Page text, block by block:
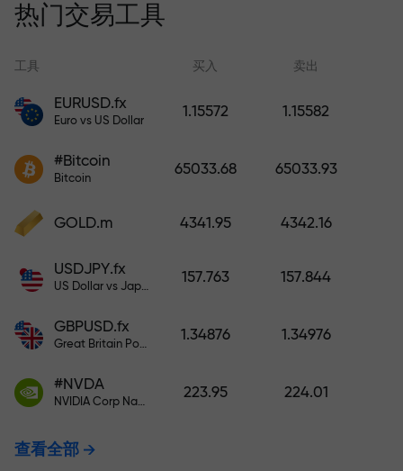
证6个月内利润增长3倍。放心交易—
您的资金受到保护！
奖金。X1000不是印刷错误。存款
热门交易工具
工具 买入 卖出
EURUSD.fx
Euro vs US Dollar
1.15572 1.15582
#Bitcoin
Bitcoin
65033.68 65033.93
GOLD.m 4341.95 4342.16
USDJPY.fx
US Dollar vs Japanese Yen
157.763 157.844
GBPUSD.fx
Great Britain Pound vs US Dollar
1.34876 1.34976
#NVDA
NVIDIA Corp Nasdaq Stock Exchange (Nasdaq) USD
223.95 224.01
查看全部